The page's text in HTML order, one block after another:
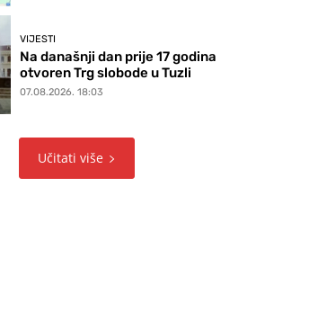
VIJESTI
Na današnji dan prije 17 godina
otvoren Trg slobode u Tuzli
07.08.2026. 18:03
Učitati više